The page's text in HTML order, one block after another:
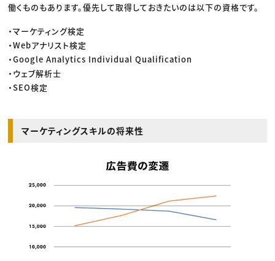
働くものもあります。優先して取得しておきたいのは以下の資格です。
・マーケティング検定
・Webアナリスト検定
・Google Analytics Individual Qualification
・ウェブ解析士
・SEO検定
マーケティングスキルの将来性